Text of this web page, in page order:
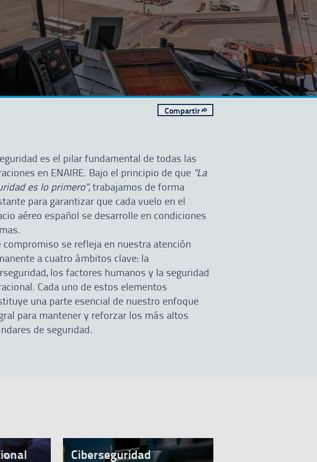
Compartir
es el pilar fundamental de todas las
en ENAIRE. Bajo el principio de que "La
es lo primero", trabajamos de forma
para garantizar que cada vuelo en el
aéreo español se desarrolle en condiciones
compromiso se refleja en nuestra atención
a cuatro ámbitos clave: la
los factores humanos y la seguridad
Cada uno de estos elementos
una parte esencial de nuestro enfoque
para mantener y reforzar los más altos
de seguridad.
Ciberseguridad